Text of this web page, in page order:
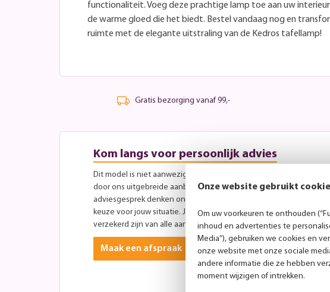
functionaliteit. Voeg deze prachtige lamp toe aan uw
de warme gloed die het biedt. Bestel vandaag nog en
ruimte met de elegante uitstraling van de Kedros tafellamp!
Gratis bezorging vanaf 99,-
Kom langs voor persoonlijk advies
Dit model is niet aanwezig in onze showroom, maar laat je gerust
door ons uitgebreide aanbod aan andere modellen. Tijdens een
adviesgesprek denken onze specialisten graag met je mee over
keuze voor jouw situatie. Je bent altijd welkom tijdens
verzekerd zijn van alle aandacht? Plan dan vooraf een afspraak in.
Maak een afspraak
Onze website gebruikt
Om uw voorkeuren te onthouden
inhoud en advertenties te
Media”), gebruiken we cookies en
onze website met onze sociale
andere informatie die ze hebben
moment wijzigen of intrekken.